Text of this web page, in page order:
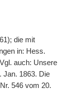
die mit
in: Hess.
auch: Unsere
Jan. 1863. Die
546 vom 20.